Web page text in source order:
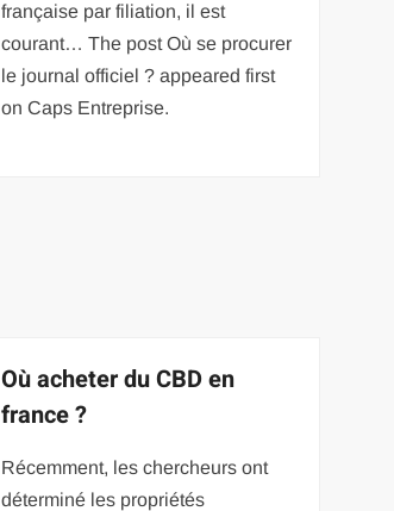
française par filiation, il est
courant… The post Où se procurer
le journal officiel ? appeared first
on Caps Entreprise.
Où acheter du CBD en
france ?
Récemment, les chercheurs ont
déterminé les propriétés